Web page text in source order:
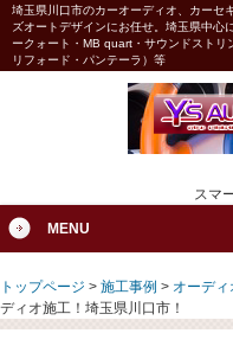
埼玉県川口市のカーオーディオ、カーセ
ズオートデザインにお任せ。埼玉県中心
ークォート・MB quart・サウンドストリ
リフォード・パンテーラ）等
スマ
MENU
トップページ > 施工事例 > オーディ
ディオ施工！埼玉県川口市！